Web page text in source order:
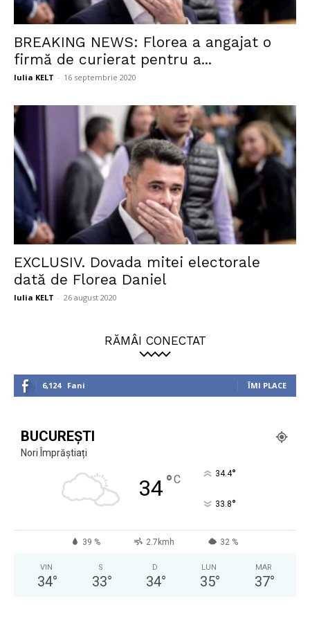
BREAKING NEWS: Florea a angajat o
firmă de curierat pentru a...
Iulia KELT - 16 septembrie 2020
EXCLUSIV. Dovada mitei electorale
dată de Florea Daniel
Iulia KELT - 26 august 2020
RĂMÂI CONECTAT
6,124 Fani ÎMI PLACE
BUCUREȘTI
Nori Împrăștiați
34°C 34.4°
33.8°
39 % 2.7kmh 32 %
VIN
34°
S
33°
D
34°
LUN
35°
MAR
37°